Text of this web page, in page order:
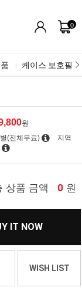
0
케이스 보호필름
원
(전체무료)
지역
상품 금액 0 원
IT NOW
WISH LIST